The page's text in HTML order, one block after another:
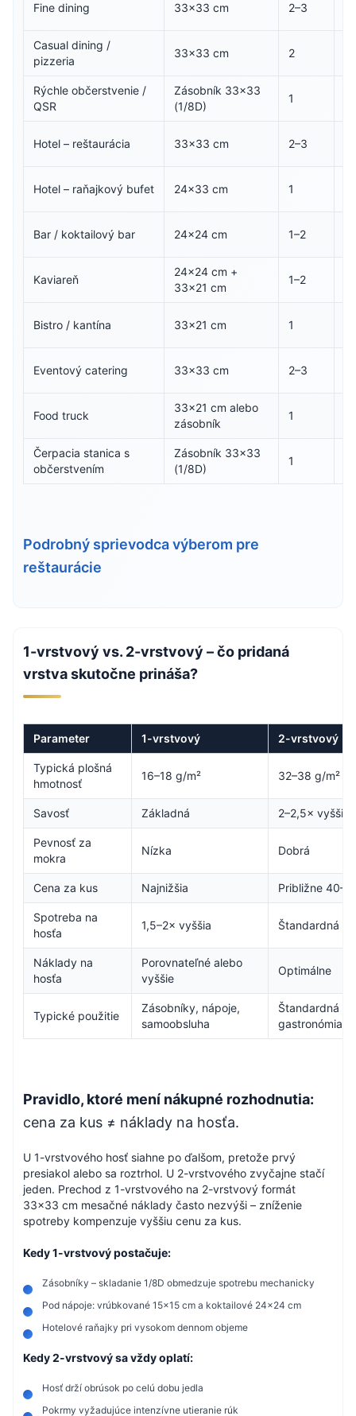
Fine dining 33×33 cm 2–3
Casual dining /
pizzeria
33×33 cm 2
Rýchle občerstvenie /
QSR
Zásobník 33×33
(1/8D)
1
Hotel – reštaurácia 33×33 cm 2–3
Hotel – raňajkový bufet 24×33 cm 1
Bar / koktailový bar 24×24 cm 1–2
Kaviareň
24×24 cm +
33×21 cm
1–2
Bistro / kantína 33×21 cm 1
Eventový catering 33×33 cm 2–3
Food truck
33×21 cm alebo
zásobník
1
Čerpacia stanica s
občerstvením
Zásobník 33×33
(1/8D)
1
Podrobný sprievodca výberom pre
reštaurácie
1-vrstvový vs. 2-vrstvový – čo pridaná
vrstva skutočne prináša?
Parameter 1-vrstvový 2-vrstvový
Typická plošná
hmotnosť
16–18 g/m² 32–38 g/m²
Savosť Základná 2–2,5× vyššia
Pevnosť za
mokra
Nízka Dobrá
Cena za kus Najnižšia Približne
Spotreba na
hosťa
1,5–2× vyššia Štandardná
Náklady na
hosťa
Porovnateľné alebo
vyššie
Optimálne
Typické použitie
Zásobníky, nápoje,
samoobsluha
Štandardná a
gastronómia
Pravidlo, ktoré mení nákupné rozhodnutia:
cena za kus ≠ náklady na hosťa.
U 1-vrstvového hosť siahne po ďalšom, pretože prvý
presiakol alebo sa roztrhol. U 2-vrstvového zvyčajne stačí
jeden. Prechod z 1-vrstvového na 2-vrstvový formát
33×33 cm mesačné náklady často nezvýši – zníženie
spotreby kompenzuje vyššiu cenu za kus.
Kedy 1-vrstvový postačuje:
Zásobníky – skladanie 1/8D obmedzuje spotrebu mechanicky
Pod nápoje: vrúbkované 15×15 cm a koktailové 24×24 cm
Hotelové raňajky pri vysokom dennom objeme
Kedy 2-vrstvový sa vždy oplatí:
Hosť drží obrúsok po celú dobu jedla
Pokrmy vyžadujúce intenzívne utieranie rúk